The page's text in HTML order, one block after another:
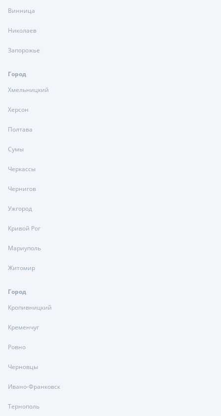
Винница
Николаев
Запорожье
Город
Хмельницкий
Херсон
Полтава
Сумы
Черкассы
Чернигов
Ужгород
Кривой Рог
Мариуполь
Житомир
Город
Кропивницкий
Кременчуг
Ровно
Черновцы
Ивано-Франковск
Тернополь